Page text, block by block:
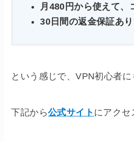
月480円から使えて、
30日間の返金保証あ
という感じで、VPN初心者に
下記から公式サイト にアクセ